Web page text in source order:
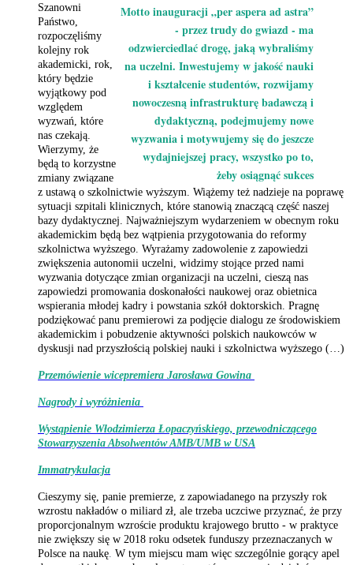
Motto inauguracji „per aspera ad astra”
- przez trudy do gwiazd - ma
odzwierciedlać drogę, jaką wybraliśmy
na uczelni. Inwestujemy w jakość nauki
i kształcenie studentów, rozwijamy
nowoczesną infrastrukturę badawczą i
dydaktyczną, podejmujemy nowe
wyzwania i motywujemy się do jeszcze
wydajniejszej pracy, wszystko po to,
żeby osiągnąć sukces
Szanowni
Państwo,
rozpoczęliśmy
kolejny rok
akademicki, rok,
który będzie
wyjątkowy pod
względem
wyzwań, które
nas czekają.
Wierzymy, że
będą to korzystne
zmiany związane
z ustawą o szkolnictwie wyższym. Wiążemy też nadzieje na poprawę
sytuacji szpitali klinicznych, które stanowią znaczącą część naszej
bazy dydaktycznej. Najważniejszym wydarzeniem w obecnym roku
akademickim będą bez wątpienia przygotowania do reformy
szkolnictwa wyższego. Wyrażamy zadowolenie z zapowiedzi
zwiększenia autonomii uczelni, widzimy stojące przed nami
wyzwania dotyczące zmian organizacji na uczelni, cieszą nas
zapowiedzi promowania doskonałości naukowej oraz obietnica
wspierania młodej kadry i powstania szkół doktorskich. Pragnę
podziękować panu premierowi za podjęcie dialogu ze środowiskiem
akademickim i pobudzenie aktywności polskich naukowców w
dyskusji nad przyszłością polskiej nauki i szkolnictwa wyższego (…)
Przemówienie wicepremiera Jarosława Gowina
Nagrody i wyróżnienia
Wystąpienie Włodzimierza Łopaczyńskiego, przewodniczącego
Stowarzyszenia Absolwentów AMB/UMB w USA
Immatrykulacja
Cieszymy się, panie premierze, z zapowiadanego na przyszły rok
wzrostu nakładów o miliard zł, ale trzeba uczciwe przyznać, że przy
proporcjonalnym wzroście produktu krajowego brutto - w praktyce
nie zwiększy się w 2018 roku odsetek funduszy przeznaczanych w
Polsce na naukę W tym miejscu mam więc szczególnie gorący apel